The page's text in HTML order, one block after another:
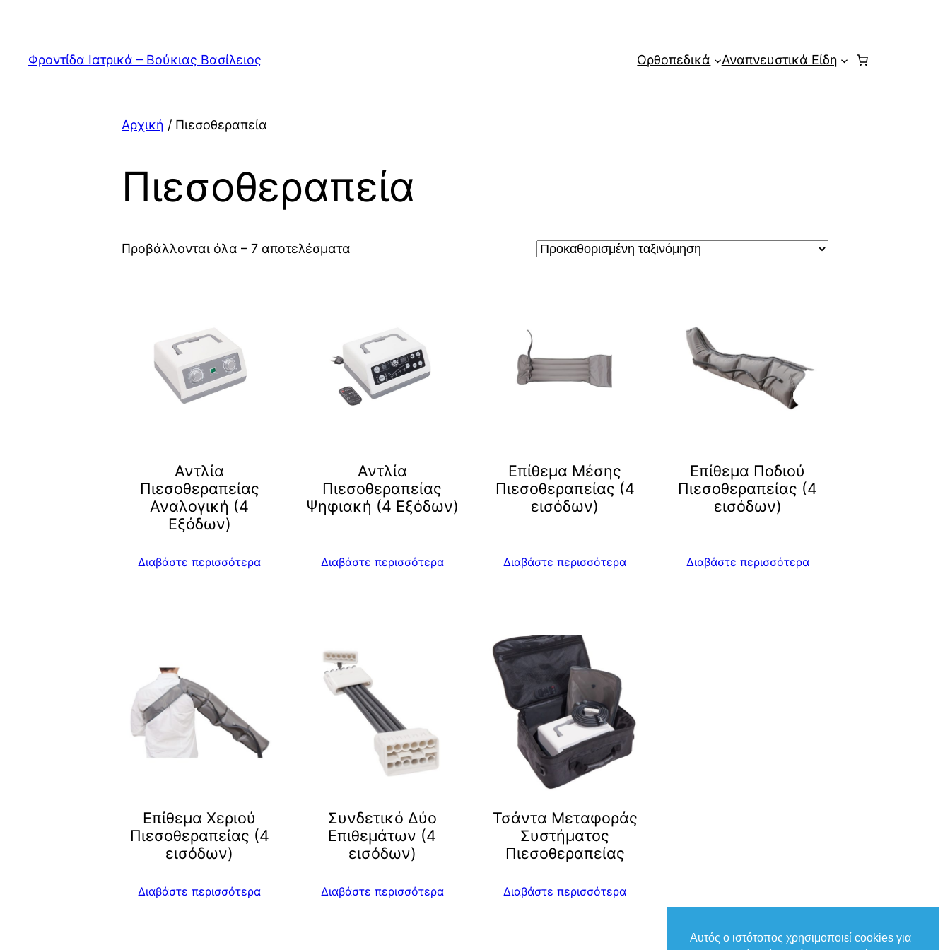
περιεχόμενο
Φροντίδα Ιατρικά – Βούκιας Βασίλειος Ορθοπεδικά Αναπνευστικά Είδη
Αρχική / Πιεσοθεραπεία
Πιεσοθεραπεία
Προβάλλονται όλα – 7 αποτελέσματα
Αντλία
Πιεσοθεραπείας
Αναλογική (4
Εξόδων)
Διαβάστε περισσότερα
Αντλία
Πιεσοθεραπείας
Ψηφιακή (4 Eξόδων)
Διαβάστε περισσότερα
Επίθεμα Μέσης
Πιεσοθεραπείας (4
εισόδων)
Διαβάστε περισσότερα
Επίθεμα Ποδιού
Πιεσοθεραπείας (4
εισόδων)
Διαβάστε περισσότερα
Επίθεμα Χεριού
Πιεσοθεραπείας (4
εισόδων)
Διαβάστε περισσότερα
Συνδετικό Δύο
Επιθεμάτων (4
εισόδων)
Διαβάστε περισσότερα
Τσάντα Μεταφοράς
Συστήματος
Πιεσοθεραπείας
Διαβάστε περισσότερα
Αυτός ο ιστότοπος χρησιμοποιεί cookies για